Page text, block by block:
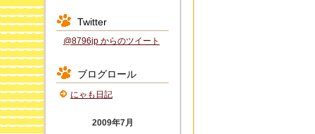
Twitter
@8796jp からのツイート
ブログロール
にゃも日記
2009年7月